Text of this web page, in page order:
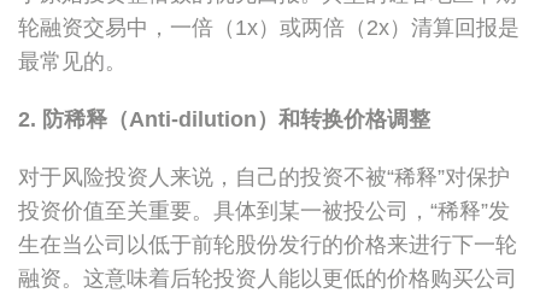
轮融资交易中，一倍（1x）或两倍（2x）清算回报是
最常见的。
2. 防稀释（Anti-dilution）和转换价格调整
对于风险投资人来说，自己的投资不被“稀释”对保护
投资价值至关重要。具体到某一被投公司，“稀释”发
生在当公司以低于前轮股份发行的价格来进行下一轮
融资。这意味着后轮投资人能以更低的价格购买公司